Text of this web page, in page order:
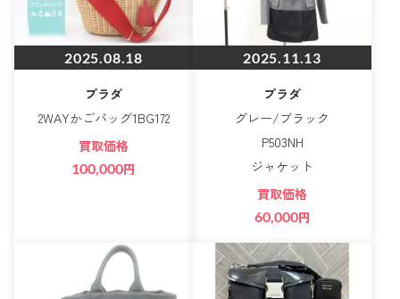
2025.08.18
プラダ
2WAYかごバッグ1BG172
買取価格
100,000円
2025.11.13
プラダ
グレー/ブラック
P503NH
ジャケット
買取価格
60,000円